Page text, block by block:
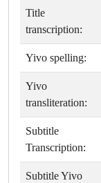
Title
transcription:
Yivo spelling:
Yivo
transliteration:
Subtitle
Transcription:
Subtitle Yivo